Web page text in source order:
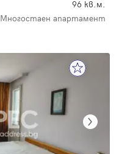
96 кв.м.
Многостаен апартамент